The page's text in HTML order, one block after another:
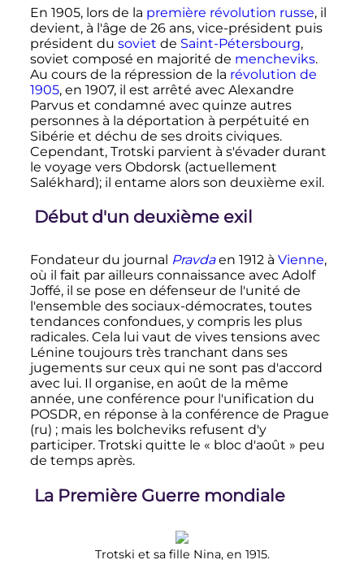
En 1905, lors de la première révolution russe, il
devient, à l'âge de 26 ans, vice-président puis
président du soviet de Saint-Pétersbourg,
soviet composé en majorité de mencheviks.
Au cours de la répression de la révolution de
1905, en 1907, il est arrêté avec Alexandre
Parvus et condamné avec quinze autres
personnes à la déportation à perpétuité en
Sibérie et déchu de ses droits civiques.
Cependant, Trotski parvient à s'évader durant
le voyage vers Obdorsk (actuellement
Salékhard); il entame alors son deuxième exil.
Début d'un deuxième exil
Fondateur du journal Pravdaen 1912 à Vienne,
où il fait par ailleurs connaissance avec Adolf
Joffé, il se pose en défenseur de l'unité de
l'ensemble des sociaux-démocrates, toutes
tendances confondues, y compris les plus
radicales. Cela lui vaut de vives tensions avec
Lénine toujours très tranchant dans ses
jugements sur ceux qui ne sont pas d'accord
avec lui. Il organise, en août de la même
année, une conférence pour l'unification du
POSDR, en réponse à la conférence de Prague
(ru) ; mais les bolcheviks refusent d'y
participer. Trotski quitte le « bloc d'août » peu
de temps après.
La Première Guerre mondiale
Trotski et sa fille Nina, en 1915.